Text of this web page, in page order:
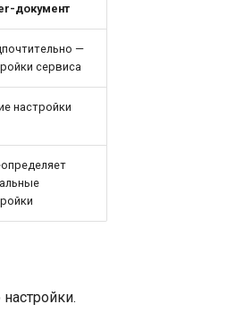
документ
—
сервиса
настройки